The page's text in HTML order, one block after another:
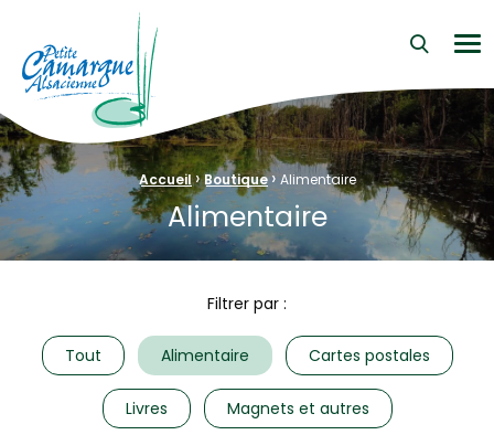
La Petite Camargue Alsacienne Réserve Naturelle au
Fil d'Ariane : Accueil›Boutique› Alimentaire
Alimentaire
Filtrer par :
Tout Alimentaire Cartes postales
Livres Magnets et autres